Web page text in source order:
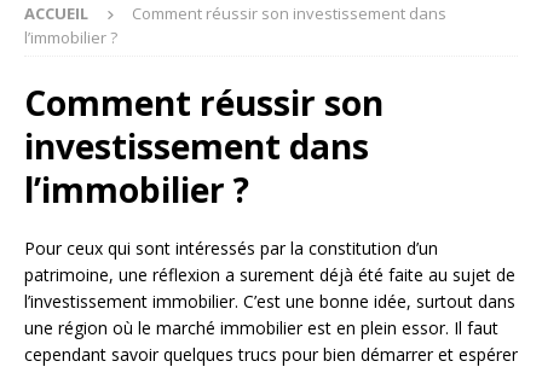
ACCUEIL
Comment réussir son investissement dans
l’immobilier ?
Comment réussir son
investissement dans
l’immobilier ?
Pour ceux qui sont intéressés par la constitution d’un
patrimoine, une réflexion a surement déjà été faite au sujet de
l’investissement immobilier. C’est une bonne idée, surtout dans
une région où le marché immobilier est en plein essor. Il faut
cependant savoir quelques trucs pour bien démarrer et espérer